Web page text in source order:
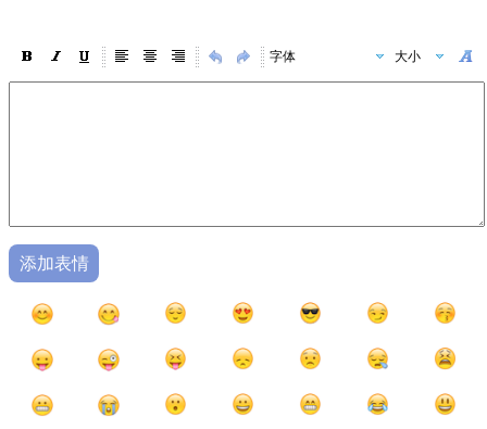
字体 大小
添加表情